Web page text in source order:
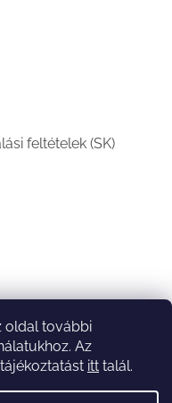
oldal további
Az
itt talál.
feltételek (SK)